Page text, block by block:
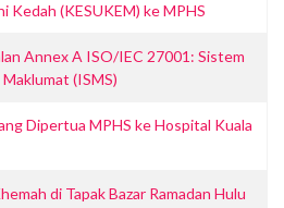
Kedah (KESUKEM) ke MPHS
Annex A ISO/IEC 27001: Sistem
(ISMS)
Dipertua MPHS ke Hospital Kuala
di Tapak Bazar Ramadan Hulu